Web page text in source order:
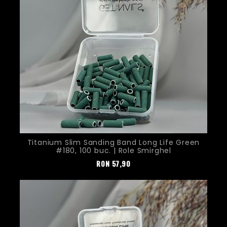
Titanium Slim Sanding Band Long Life Green
#180, 100 buc. | Role Smirghel
Pret
RON 57,90